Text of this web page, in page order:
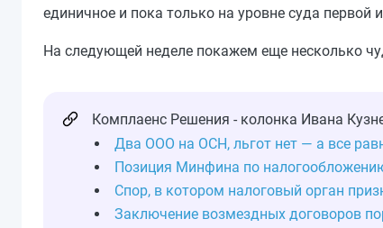
единичное и пока только на уровне суда первой
На следующей неделе покажем еще несколько
Комплаенс Решения - колонка Ивана
Два ООО на ОСН, льгот нет — а все
Позиция Минфина по
Спор, в котором налоговый орган
Заключение возмездных договоров